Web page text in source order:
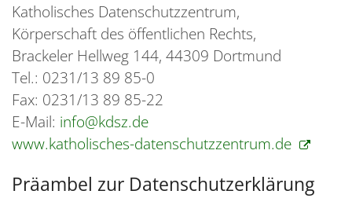
Katholisches Datenschutzzentrum,
Körperschaft des öffentlichen Rechts,
Brackeler Hellweg 144, 44309 Dortmund
Tel.: 0231/13 89 85-0
Fax: 0231/13 89 85-22
E-Mail: info@kdsz.de
www.katholisches-datenschutzzentrum.de
Präambel zur Datenschutzerklärung